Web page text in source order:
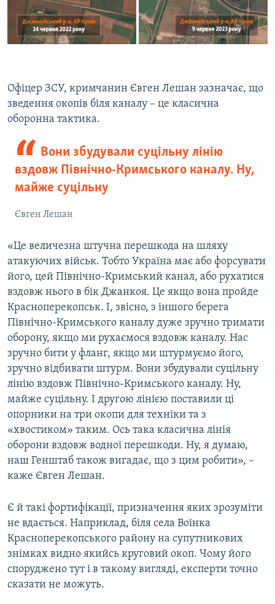
Офіцер ЗСУ, кримчанин Євген Лешан зазначає, що
зведення окопів біля каналу – це класична
оборонна тактика.​
Вони збудували суцільну лінію
вздовж Північно-Кримського каналу. Ну,
майже суцільну
Євген Лешан
«Це величезна штучна перешкода на шляху
атакуючих військ. Тобто Україна має або форсувати
його, цей Північно-Кримський канал, або рухатися
вздовж нього в бік Джанкоя. Це якщо вона пройде
Красноперекопськ. І, звісно, з іншого берега
Північно-Кримського каналу дуже зручно тримати
оборону, якщо ми рухаємося вздовж каналу. Нас
зручно бити у фланг, якщо ми штурмуємо його,
зручно відбивати штурм. Вони збудували суцільну
лінію вздовж Північно-Кримського каналу. Ну,
майже суцільну. І другою лінією поставили ці
опорники на три окопи для техніки та з
«хвостиком» таким. Ось така класична лінія
оборони вздовж водної перешкоди. Ну, я думаю,
наш Генштаб також вигадає, що з цим робити», –
каже Євген Лешан.
Є й такі фортифікації, призначення яких зрозуміти
не вдається. Наприклад, біля села Воїнка
Красноперекопського району на супутникових
знімках видно якийсь круговий окоп. Чому його
споруджено тут і в такому вигляді, експерти точно
сказати не можуть.